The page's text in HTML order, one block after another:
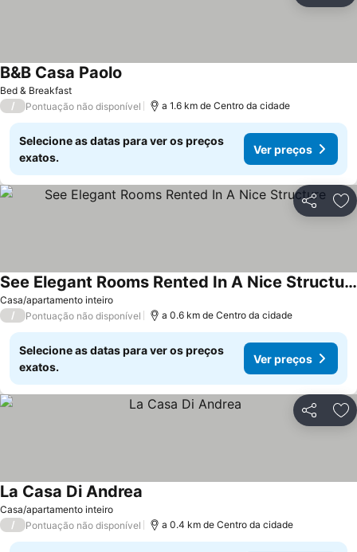
Bed & Breakfast
B&B Casa Paolo
/ Pontuação não disponível a 1.6 km de Centro da cidade
Selecione as datas para ver os preços
exatos.
Ver preços
Partilhar
Casa/apartamento inteiro
See Elegant Rooms Rented In A Nice Structure
Ver preços
/ Pontuação não disponível a 0.6 km de Centro da cidade
Selecione as datas para ver os preços
exatos.
Ver preços
Partilhar
Casa/apartamento inteiro
La Casa Di Andrea
/ Pontuação não disponível a 0.4 km de Centro da cidade